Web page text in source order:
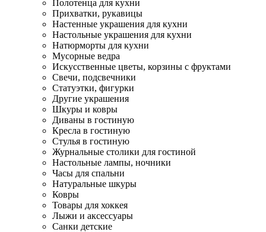
Полотенца для кухни
Прихватки, рукавицы
Настенные украшения для кухни
Настольные украшения для кухни
Натюрморты для кухни
Мусорные ведра
Искусственные цветы, корзины с фруктами
Свечи, подсвечники
Статуэтки, фигурки
Другие украшения
Шкуры и ковры
Диваны в гостиную
Кресла в гостиную
Стулья в гостиную
Журнальные столики для гостиной
Настольные лампы, ночники
Часы для спальни
Натуральные шкуры
Ковры
Товары для хоккея
Лыжи и аксессуары
Санки детские